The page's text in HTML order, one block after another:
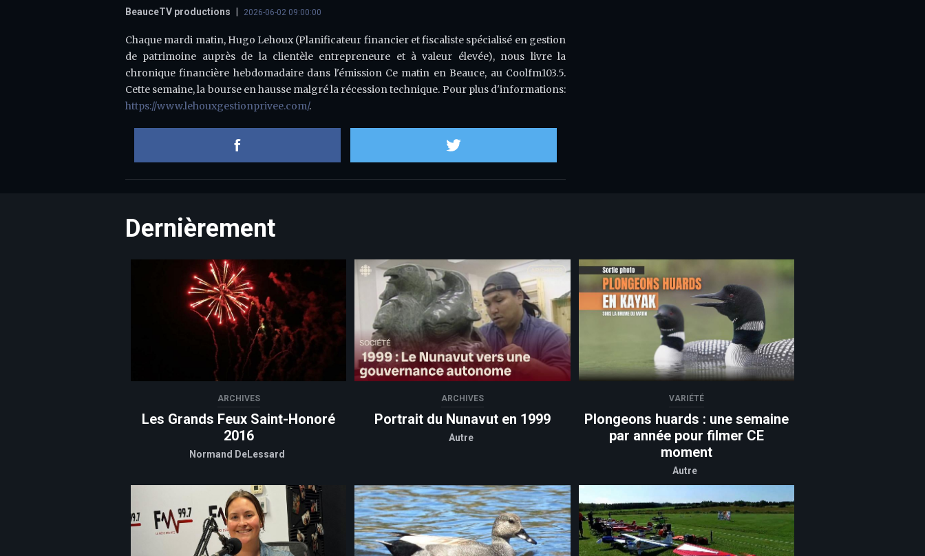
BeauceTV productions 2026-06-02 09:00:00
Chaque mardi matin, Hugo Lehoux (Planificateur financier et fiscaliste spécialisé en gestion
de patrimoine auprès de la clientèle entrepreneure et à valeur élevée), nous livre la
chronique financière hebdomadaire dans l'émission Ce matin en Beauce, au Coolfm103.5.
Cette semaine, la bourse en hausse malgré la récession technique. Pour plus d'informations:
https://www.lehouxgestionprivee.com/.
Dernièrement
ARCHIVES
Les Grands Feux Saint-Honoré
2016
Normand DeLessard
ARCHIVES
Portrait du Nunavut en 1999
Autre
VARIÉTÉ
Plongeons huards : une semaine
par année pour filmer CE
moment
Autre